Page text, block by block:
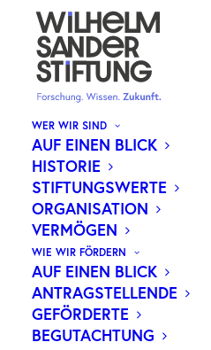
WER WIR SIND
AUF EINEN BLICK
HISTORIE
STIFTUNGSWERTE
ORGANISATION
VERMÖGEN
WIE WIR FÖRDERN
AUF EINEN BLICK
ANTRAGSTELLENDE
GEFÖRDERTE
BEGUTACHTUNG